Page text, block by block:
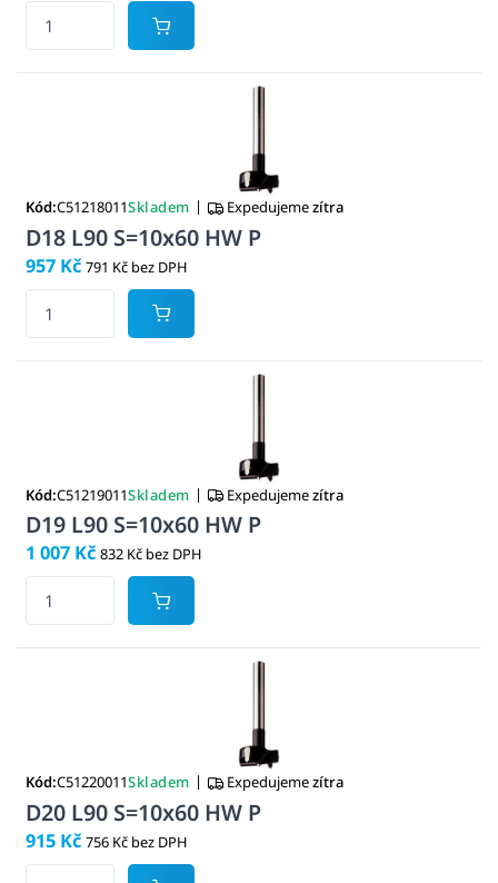
Kód:C51218011Skladem | Expedujemezítra
D18 L90 S=10x60 HW P
957 Kč 791 Kč bez DPH
Kód:C51219011Skladem | Expedujemezítra
D19 L90 S=10x60 HW P
1 007 Kč 832 Kč bez DPH
Kód:C51220011Skladem | Expedujemezítra
D20 L90 S=10x60 HW P
915 Kč 756 Kč bez DPH